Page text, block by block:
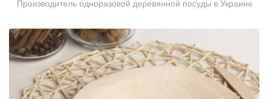
Производитель одноразовой деревянной посуды в Украине